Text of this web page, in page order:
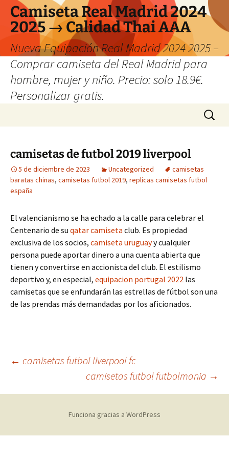
Camiseta Real Madrid 2024
2025 → Calidad Thai AAA
Nueva Equipación Real Madrid 2024 2025 –
Comprar camiseta del Real Madrid para
hombre, mujer y niño. Precio: solo 18.9€.
Personalizar gratis.
Buscar:
camisetas de futbol 2019 liverpool
5 de diciembre de 2023 Uncategorized
camisetas
baratas chinas, camisetas futbol 2019, replicas camisetas futbol
españa
El valencianismo se ha echado a la calle para celebrar el
Centenario de su qatar camiseta club. Es propiedad
exclusiva de los socios, camiseta uruguayy cualquier
persona puede aportar dinero a una cuenta abierta que
tienen y convertirse en accionista del club. El estilismo
deportivo y, en especial, equipacion portugal 2022 las
camisetas que se enfundarán las estrellas de fútbol son una
de las prendas más demandadas por los aficionados.
Navegación
de
entradas
← camisetas futbol liverpool fc
camisetas futbol futbolmania →
Funciona gracias a WordPress